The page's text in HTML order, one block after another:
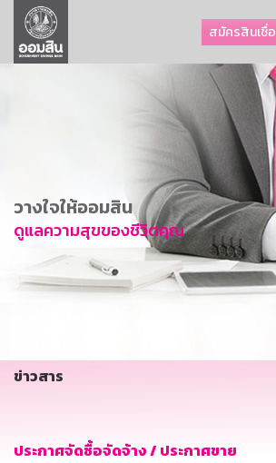
สมัครสินเชื่อ
ลูกค้าธุรกิจ
ลูกค้าผู้ประกอบรายย่อย
การพัฒนาที่ยั่งยืน
ข่าวสาร
บริการทางการเงิน
อื่นๆ
วางใจให้ออมสิน
ดูแลความสุขของชีวิตคุณ
ข่าวสาร
ประกาศจัดซื้อจัดจ้าง / ประกาศขาย